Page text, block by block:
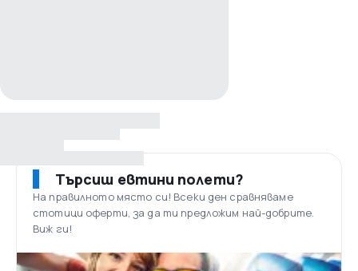
Търсиш евтини полети?
На правилното място си! Всеки ден сравняваме
стотици оферти, за да ти предложим най-добрите.
Виж ги!